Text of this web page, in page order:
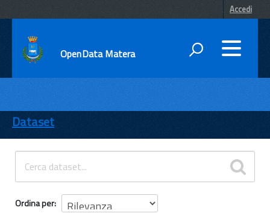
Accedi
OpenData Matera
ENTI
TEMI
INFORMAZIONI
Dataset
Ordina per